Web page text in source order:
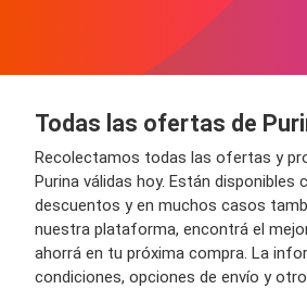
Todas las ofertas de
Recolectamos todas las ofertas y
Purina válidas hoy. Están disponibles
descuentos y en muchos casos
nuestra plataforma, encontrá el
ahorrá en tu próxima compra. La
condiciones, opciones de envío y